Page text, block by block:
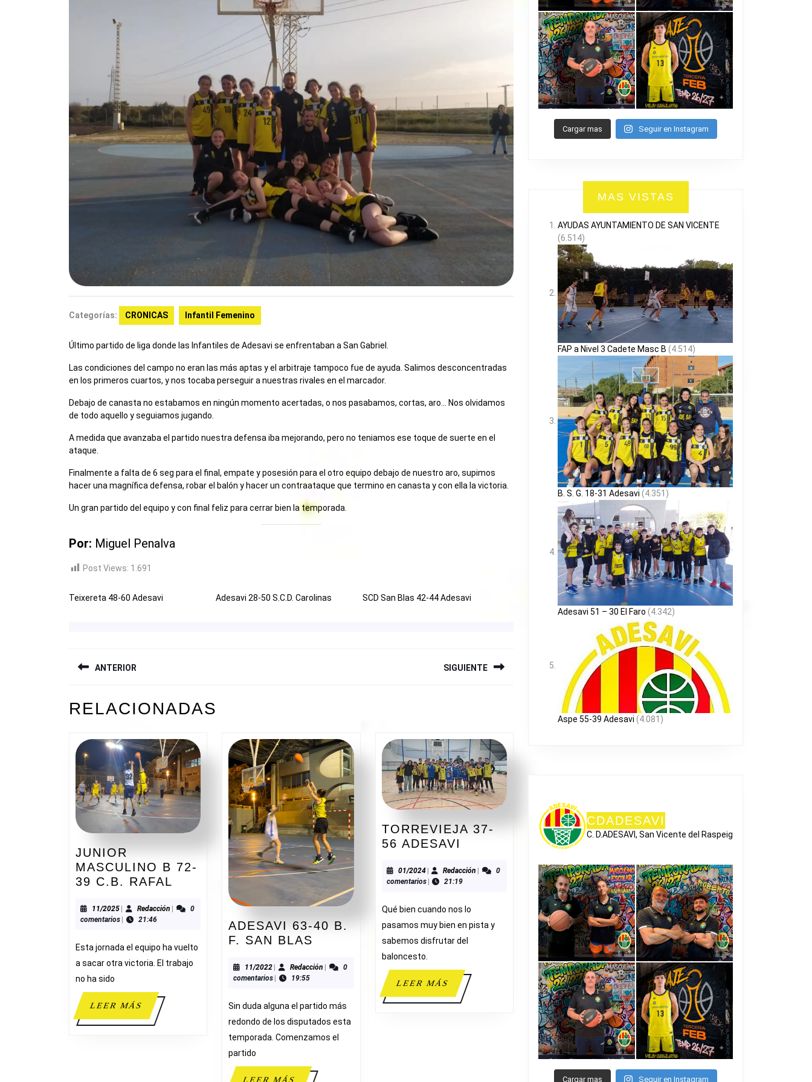
Categorías: CRONICAS Infantil Femenino
Último partido de liga donde las Infantiles de Adesavi se enfrentaban a San Gabriel.
Las condiciones del campo no eran las más aptas y el arbitraje tampoco fue de ayuda. Salimos desconcentradas
en los primeros cuartos, y nos tocaba perseguir a nuestras rivales en el marcador.
Debajo de canasta no estabamos en ningún momento acertadas, o nos pasabamos, cortas, aro… Nos olvidamos
de todo aquello y seguiamos jugando.
A medida que avanzaba el partido nuestra defensa iba mejorando, pero no teniamos ese toque de suerte en el
ataque.
Finalmente a falta de 6 seg para el final, empate y posesión para el otro equipo debajo de nuestro aro, supimos
hacer una magnífica defensa, robar el balón y hacer un contraataque que termino en canasta y con ella la victoria.
Un gran partido del equipo y con final feliz para cerrar bien la temporada.
Por: Miguel Penalva
Post Views: 1.691
Teixereta 48-60 Adesavi Adesavi 28-50 S.C.D. Carolinas SCD San Blas 42-44 Adesavi
DE
ENTRADAS
ANTERIOR
anterior:
SIGUIENTE
RELACIONADAS
JUNIOR
MASCULINO B 72-
39 C.B. RAFAL
MASCULINO
B
C.B.
RAFAL
11/202511/2025
| RedacciónRedacción
|
0
comentarios | 21:46
Esta jornada el equipo ha vuelto
a sacar otra victoria. El trabajo
no ha sido
LEER MÁSLEER
MÁS
ADESAVI 63-40 B.
F. SAN BLAS
40
SAN
BLAS
11/202211/2022
| Redacción Redacción
|
0
comentarios | 19:55
Sin duda alguna el partido más
redondo de los disputados esta
temporada. Comenzamos el
partido
LEER MÁSLEER
TORREVIEJA 37-
56 ADESAVI
TORREVIEJA
56
ADESAVI
01/202401/2024
| Redacción Redacción
|
0
comentarios | 21:19
Qué bien cuando nos lo
pasamos muy bien en pista y
sabemos disfrutar del
baloncesto.
LEER MÁSLEER
MÁS
Cargar mas Seguir en Instagram
MAS VISTAS
AYUDAS AYUNTAMIENTO DE SAN VICENTE
(6.514)
FAP a Nivel 3 Cadete Masc B (4.514)
B. S. G. 18-31 Adesavi (4.351)
Adesavi 51 – 30 El Faro (4.342)
Aspe 55-39 Adesavi (4.081)
CDADESAVI
C. D.ADESAVI, San Vicente del Raspeig
Cargar mas Seguir en Instagram